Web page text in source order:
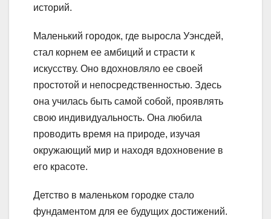
историй.
Маленький городок, где выросла Уэнсдей,
стал корнем ее амбиций и страсти к
искусству. Оно вдохновляло ее своей
простотой и непосредственностью. Здесь
она училась быть самой собой, проявлять
свою индивидуальность. Она любила
проводить время на природе, изучая
окружающий мир и находя вдохновение в
его красоте.
Детство в маленьком городке стало
фундаментом для ее будущих достижений.